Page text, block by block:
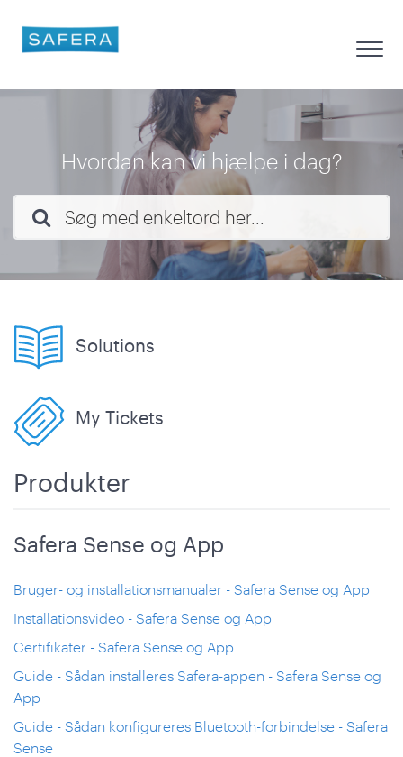
Hvordan kan vi hjælpe i dag?
Solutions
My Tickets
Produkter
Safera Sense og App
Bruger- og installationsmanualer - Safera Sense og App
Installationsvideo - Safera Sense og App
Certifikater - Safera Sense og App
Guide - Sådan installeres Safera-appen - Safera Sense og
App
Guide - Sådan konfigureres Bluetooth-forbindelse - Safera
Sense